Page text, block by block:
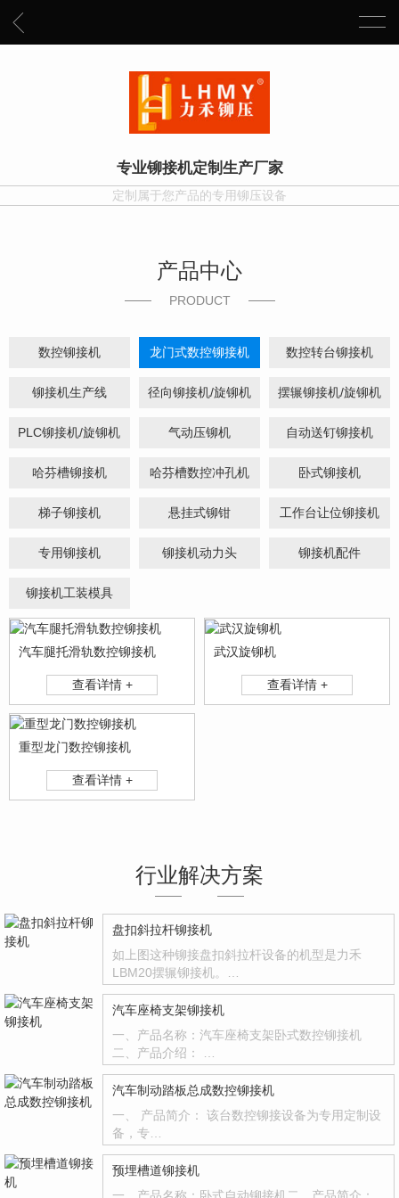
专业铆接机定制生产厂家
定制属于您产品的专用铆压设备
产品中心
PRODUCT
数控铆接机 龙门式数控铆接机 数控转台铆接机
铆接机生产线 径向铆接机/旋铆机 摆辗铆接机/旋铆机
PLC铆接机/旋铆机 气动压铆机 自动送钉铆接机
哈芬槽铆接机 哈芬槽数控冲孔机 卧式铆接机
梯子铆接机 悬挂式铆钳 工作台让位铆接机
专用铆接机 铆接机动力头 铆接机配件
铆接机工装模具
汽车腿托滑轨数控铆接机
查看详情 +
武汉旋铆机
查看详情 +
重型龙门数控铆接机
查看详情 +
行业解决方案
盘扣斜拉杆铆接机
如上图这种铆接盘扣斜拉杆设备的机型是力禾
LBM20摆辗铆接机。…
汽车座椅支架铆接机
一、产品名称：汽车座椅支架卧式数控铆接机
二、产品介绍： …
汽车制动踏板总成数控铆接机
一、 产品简介： 该台数控铆接设备为专用定制设
备，专…
预埋槽道铆接机
一、产品名称：卧式自动铆接机二、产品简介：